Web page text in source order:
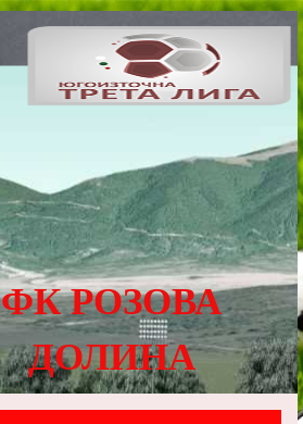
ФК РОЗОВА
ДОЛИНА